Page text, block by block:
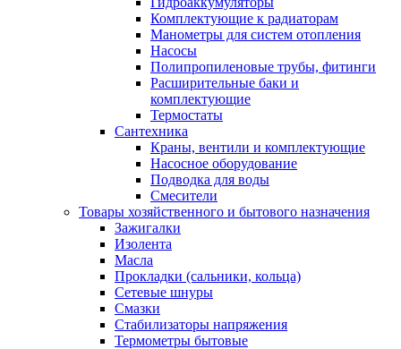
Комплектующие к радиаторам
Манометры для систем отопления
Насосы
Полипропиленовые трубы, фитинги
Расширительные баки и
комплектующие
Термостаты
Сантехника
Краны, вентили и комплектующие
Насосное оборудование
Подводка для воды
Смесители
Товары хозяйственного и бытового назначения
Зажигалки
Изолента
Масла
Прокладки (сальники, кольца)
Сетевые шнуры
Смазки
Стабилизаторы напряжения
Термометры бытовые